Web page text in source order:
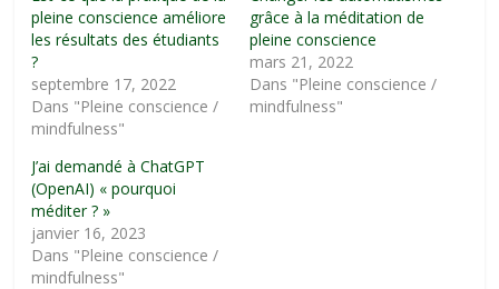
pleine conscience améliore
les résultats des étudiants
?
septembre 17, 2022
Dans "Pleine conscience /
mindfulness"
grâce à la méditation de
pleine conscience
mars 21, 2022
Dans "Pleine conscience /
mindfulness"
J’ai demandé à ChatGPT
(OpenAI) « pourquoi
méditer ? »
janvier 16, 2023
Dans "Pleine conscience /
mindfulness"